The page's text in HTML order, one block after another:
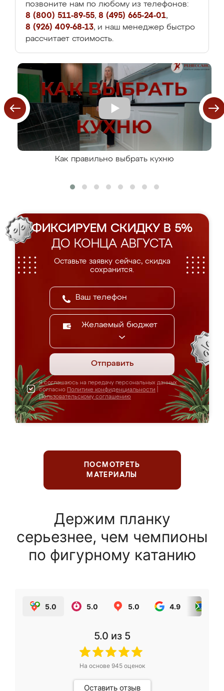
позвоните нам по любому из телефонов:
8 (800) 511-89-55, 8 (495) 665-24-01,
8 (926) 409-68-13, и наш менеджер быстро
рассчитает стоимость.
Как правильно выбрать кухню
ФИКСИРУЕМ СКИДКУ В 5%
ДО КОНЦА АВГУСТА
Оставьте заявку сейчас, скидка
сохранится.
Желаемый бюджет
Отправить
Я соглашаюсь на передачу персональных данных
согласно Политике конфиденциальности
Пользовательскому соглашению
ПОСМОТРЕТЬ
МАТЕРИАЛЫ
Держим планку
серьезнее, чем чемпионы
по фигурному катанию
5.0 5.0 5.0 4.9
5.0 из 5
На основе 945оценок
Оставить отзыв